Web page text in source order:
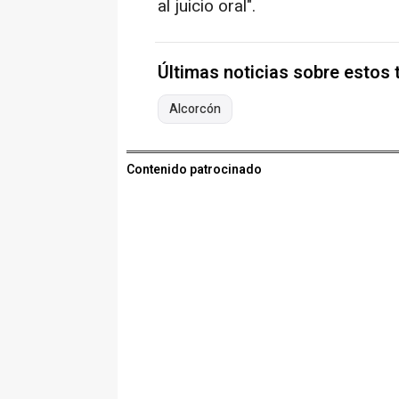
al juicio oral".
Últimas noticias sobre estos
Alcorcón
Contenido patrocinado